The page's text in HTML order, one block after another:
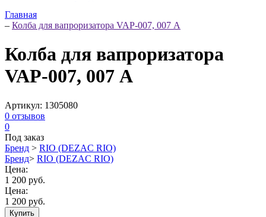
Главная
– Колба для вапроризатора VAP-007, 007 А
Колба для вапроризатора
VAP-007, 007 А
Артикул: 1305080
0 отзывов
0
Под заказ
Бренд > RIO (DEZAC RIO)
Бренд> RIO (DEZAC RIO)
Цена:
1 200 руб.
Цена:
1 200 руб.
Купить